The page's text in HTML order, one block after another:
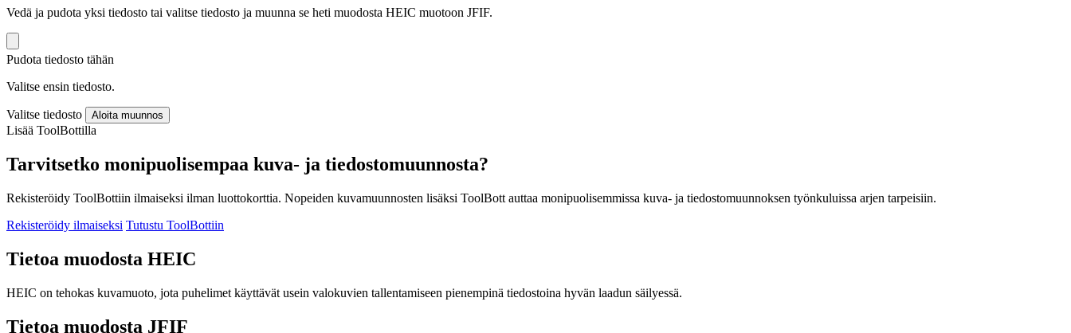
Vedä ja pudota yksi tiedosto tai valitse tiedosto ja muunna se heti muodosta HEIC muotoon JFIF.
Pudota tiedosto tähän
Valitse ensin tiedosto.
Valitse tiedosto Aloita muunnos
Lisää ToolBottilla
Tarvitsetko monipuolisempaa kuva- ja tiedostomuunnosta?
Rekisteröidy ToolBottiin ilmaiseksi ilman luottokorttia. Nopeiden kuvamuunnosten lisäksi ToolBott auttaa monipuolisemmissa kuva- ja tiedostomuunnoksen työnkuluissa arjen tarpeisiin.
Rekisteröidy ilmaiseksi Tutustu ToolBottiin
Tietoa muodosta HEIC
HEIC on tehokas kuvamuoto, jota puhelimet käyttävät usein valokuvien tallentamiseen pienempinä tiedostoina hyvän laadun säilyessä.
Tietoa muodosta JFIF